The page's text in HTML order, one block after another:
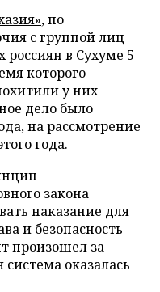
, по
с группой лиц
в Сухуме 5
которого
у них
дело было
на рассмотрение
года.
закона
наказание для
и безопасность
произошел за
оказалась